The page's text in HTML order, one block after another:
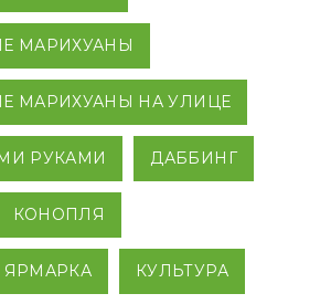
МАРИХУАНЫ
МАРИХУАНЫ НА УЛИЦЕ
РУКАМИ ДАББИНГ
КОНОПЛЯ
КУЛЬТУРА